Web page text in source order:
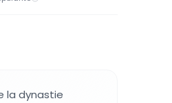
la dynastie